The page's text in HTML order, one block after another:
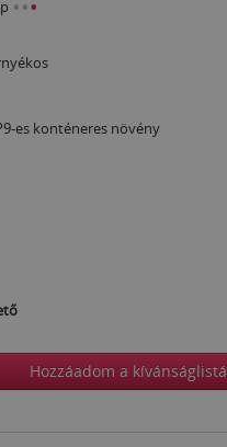
•••
es konténeres növény
Hozzáadom a